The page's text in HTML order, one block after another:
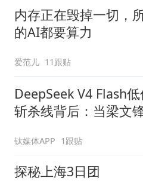
内存正在毁掉一切，
的AI都要算力
爱范儿 11跟贴
DeepSeek V4 Flash
斩杀线背后：当梁文
测）
钛媒体APP 1跟贴
探秘上海3日团